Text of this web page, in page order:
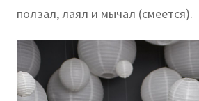
ползал, лаял и мычал (смеется).